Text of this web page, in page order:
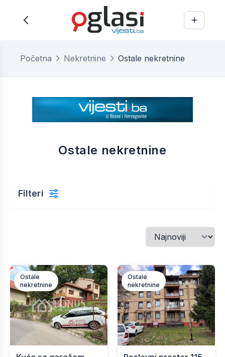
Početna Nekretnine Ostale nekretnine
Ostale nekretnine
Filteri
Ostale
nekretnine
Ostale
nekretnine